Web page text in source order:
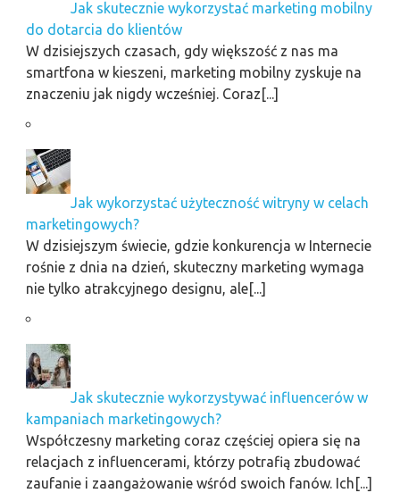
Jak skutecznie wykorzystać marketing mobilny
do dotarcia do klientów
W dzisiejszych czasach, gdy większość z nas ma
smartfona w kieszeni, marketing mobilny zyskuje na
znaczeniu jak nigdy wcześniej. Coraz[...]
Jak wykorzystać użyteczność witryny w celach
marketingowych?
W dzisiejszym świecie, gdzie konkurencja w Internecie
rośnie z dnia na dzień, skuteczny marketing wymaga
nie tylko atrakcyjnego designu, ale[...]
Jak skutecznie wykorzystywać influencerów w
kampaniach marketingowych?
Współczesny marketing coraz częściej opiera się na
relacjach z influencerami, którzy potrafią zbudować
zaufanie i zaangażowanie wśród swoich fanów. Ich[...]